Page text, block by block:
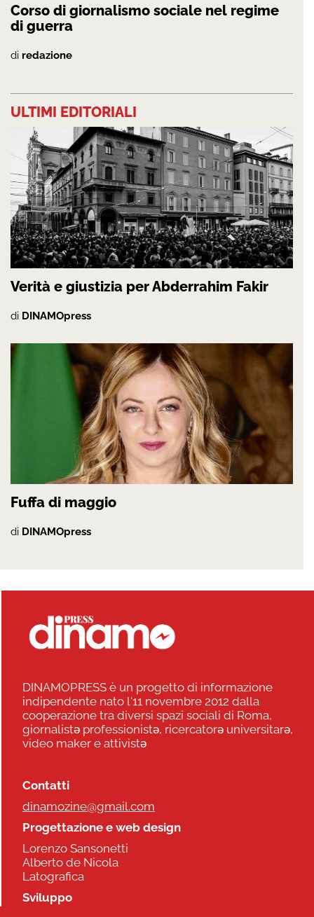
Corso di giornalismo sociale nel regime
di guerra
di redazione
ULTIMI EDITORIALI
Verità e giustizia per Abderrahim Fakir
di DINAMOpress
Fuffa di maggio
di DINAMOpress
DINAMOPRESS è un progetto di informazione
indipendente nato l'11 novembre 2012 dalla
cooperazione tra diversi spazi sociali di Roma,
giornalistə professionistə, ricercatorə universitarə,
video maker e attivistə
Contatti
dinamozine@gmail.com
Progettazione e web design
Lorenzo Sansonetti
Alberto de Nicola
Latografica
Sviluppo